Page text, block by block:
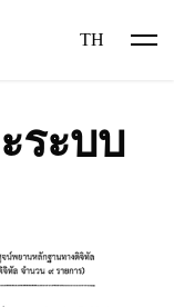
TH
ระบบ